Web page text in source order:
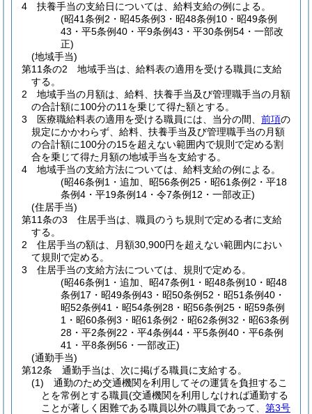
4
扶養手当の支給日については、給料支給の例による。
(昭41条例2・昭45条例3・昭48条例10・昭49条例
43・平5条例40・平9条例43・平30条例54・一部改
正)
(地域手当)
第11条の2
地域手当は、給料表の適用を受ける職員に支給
する。
2
地域手当の月額は、給料、扶養手当及び管理職手当の月額
の合計額に100分の11を乗じて得た額とする。
3
医療職給料表の適用を受ける職員には、当分の間、 前項の
規定にかかわらず、給料、扶養手当及び管理職手当の月額
の合計額に100分の15を超えない範囲内で規則で定める割
合を乗じて得た月額の地域手当を支給する。
4
地域手当の支給方法については、給料支給の例による。
(昭46条例1・追加、昭56条例25・昭61条例2・平18
条例4・平19条例14・令7条例12・一部改正)
(住居手当)
第11条の3
住居手当は、職員のうち規則で定める者に支給
する。
2
住居手当の額は、月額30,900円を超えない範囲内におい
て規則で定める。
3
住居手当の支給方法については、規則で定める。
(昭46条例1・追加、昭47条例1・昭48条例10・昭48
条例17・昭49条例43・昭50条例52・昭51条例40・
昭52条例41・昭54条例28・昭56条例25・昭59条例
1・昭60条例3・昭61条例2・昭62条例32・昭63条例
28・平2条例22・平4条例44・平5条例40・平6条例
41・平8条例56・一部改正)
(通勤手当)
第12条
通勤手当は、次に掲げる職員に支給する。
(1)
通勤のため交通機関を利用してその運賃を負担するこ
とを常例とする職員(交通機関を利用しなければ通勤する
ことが著しく困難である職員以外の職員であって、 第3号